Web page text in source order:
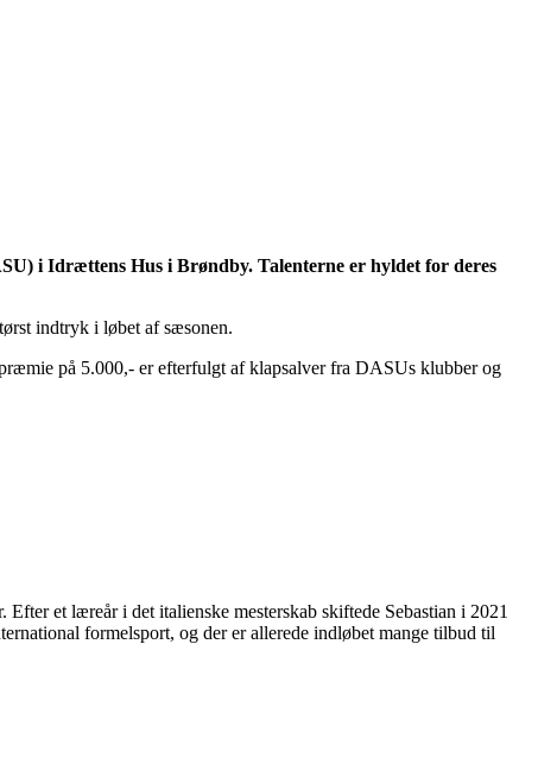
i Idrættens Hus i Brøndby. Talenterne er hyldet for deres
indtryk i løbet af sæsonen.
på 5.000,- er efterfulgt af klapsalver fra DASUs klubber og
et læreår i det italienske mesterskab skiftede Sebastian i 2021
formelsport, og der er allerede indløbet mange tilbud til